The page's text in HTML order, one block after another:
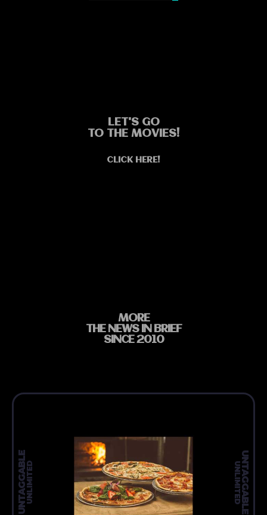
LET'S GO
TO THE MOVIES!
CLICK HERE!
MORE
THE NEWS IN BRIEF
SINCE 2010
UNTAGGABLE
UNLIMITED
UNTAGGABLEUNLIMITED